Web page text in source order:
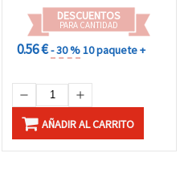
DESCUENTOS
PARA CANTIDAD
0.56 €- 30 %10 paquete +
AÑADIR AL CARRITO